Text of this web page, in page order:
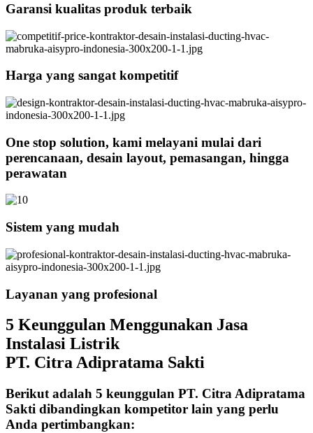
Garansi kualitas produk terbaik
Harga yang sangat kompetitif
One stop solution, kami melayani mulai dari
perencanaan, desain layout, pemasangan, hingga
perawatan
Sistem yang mudah
Layanan yang profesional
5 Keunggulan Menggunakan Jasa
Instalasi Listrik
PT. Citra Adipratama Sakti
Berikut adalah 5 keunggulan PT. Citra Adipratama
Sakti dibandingkan kompetitor lain yang perlu
Anda pertimbangkan: